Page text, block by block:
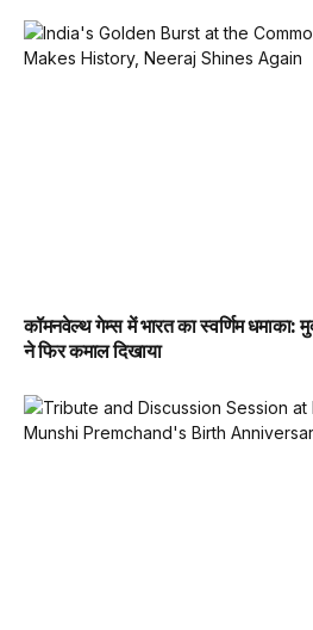
कॉमनवेल्थ गेम्स में भारत का स्वर्णिम धमाका:
ने फिर कमाल दिखाया